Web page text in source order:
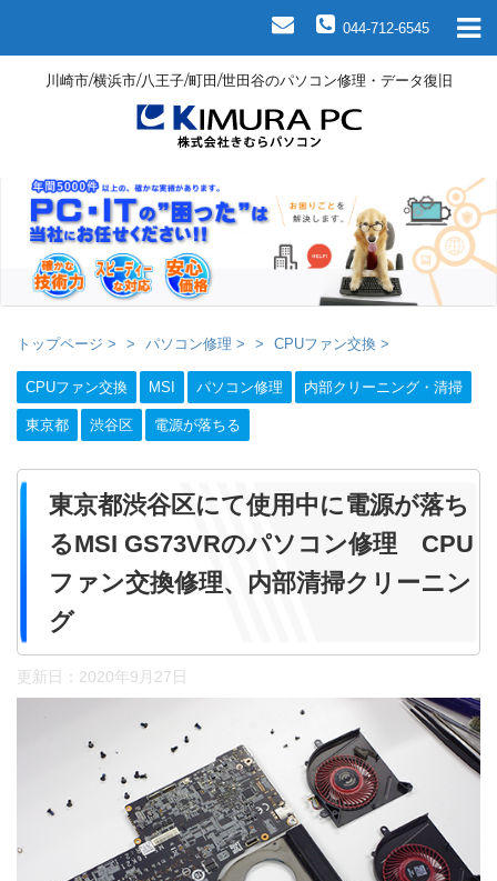
044-712-6545
川崎市/横浜市/八王子/町田/世田谷のパソコン修理・データ復旧
トップページ > パソコン修理 > CPUファン交換 >
CPUファン交換 MSI パソコン修理 内部クリーニング・清掃
東京都 渋谷区 電源が落ちる
東京都渋谷区にて使用中に電源が落ち
るMSI GS73VRのパソコン修理 CPU
ファン交換修理、内部清掃クリーニン
グ
更新日： 2020年9月27日